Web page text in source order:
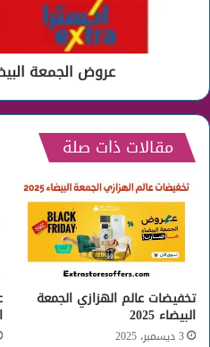
عروض الجمعة البيضاء 2023
مقالات ذات صلة
تخفيضات عالم الهزازي الجمعة
البيضاء 2025
3 ديسمبر، 2025